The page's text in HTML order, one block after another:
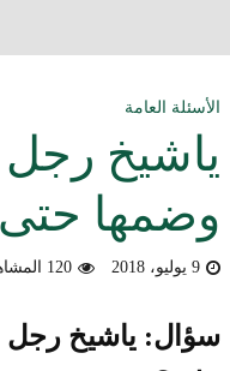
على ميثاق العمل الدعوي بين
السليماني الحديثية للشيخ
حادث نيوزلندا الإرهابي
الشيخ الألباني رحمه الله من
الفقهية في التعامل مع
الأسئلة العامة
ياشيخ
وضمها حتى
9 يوليو، 2018 120 المشاهدات
سؤال: ياشيخ رجل